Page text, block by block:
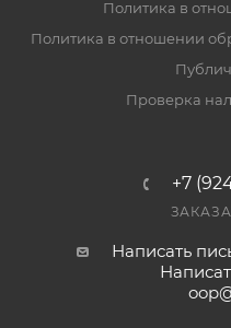
Политика в
Политика в отношении
Проверка
+7
Написать